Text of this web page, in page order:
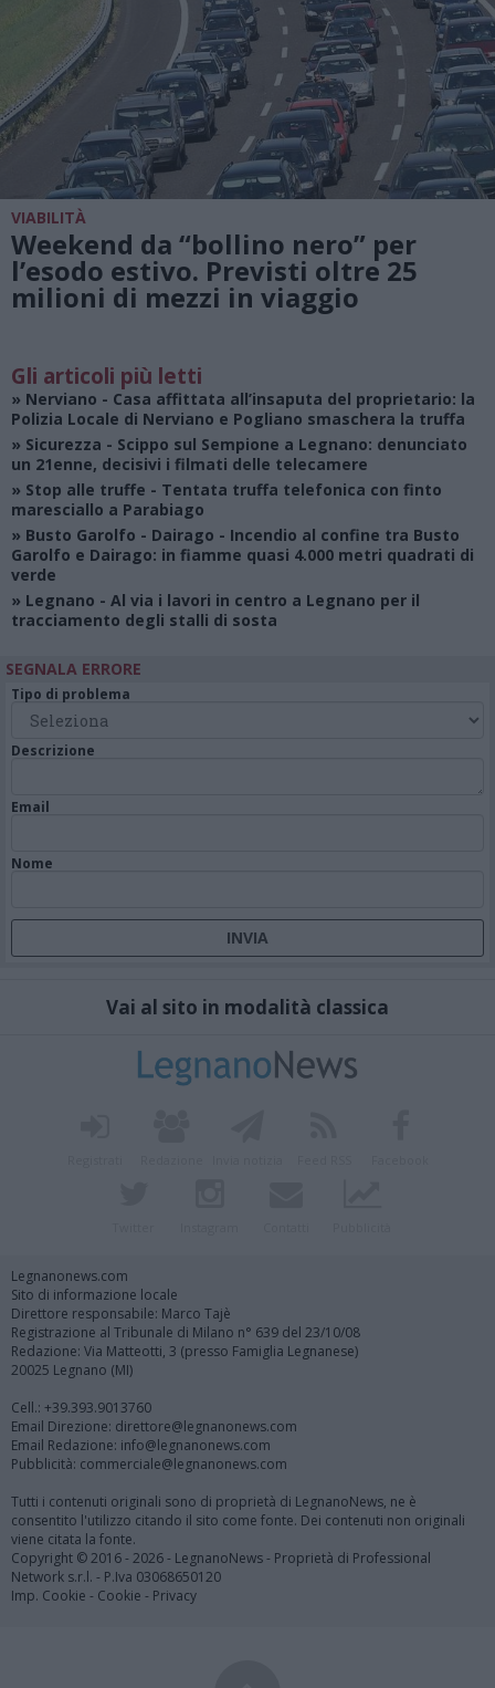
VIABILITÀ
Weekend da “bollino nero” per
l’esodo estivo. Previsti oltre 25
milioni di mezzi in viaggio
Gli articoli più letti
» Nerviano - Casa affittata all’insaputa del proprietario: la
Polizia Locale di Nerviano e Pogliano smaschera la truffa
» Sicurezza - Scippo sul Sempione a Legnano: denunciato
un 21enne, decisivi i filmati delle telecamere
» Stop alle truffe - Tentata truffa telefonica con finto
maresciallo a Parabiago
» Busto Garolfo - Dairago - Incendio al confine tra Busto
Garolfo e Dairago: in fiamme quasi 4.000 metri quadrati di
verde
» Legnano - Al via i lavori in centro a Legnano per il
tracciamento degli stalli di sosta
SEGNALA ERRORE
Tipo di problema
Descrizione
Email
Nome
Vai al sito in modalità classica
Legnanonews.com
Sito di informazione locale
Direttore responsabile: Marco Tajè
Registrazione al Tribunale di Milano n° 639 del 23/10/08
Redazione: Via Matteotti, 3 (presso Famiglia Legnanese)
20025 Legnano (MI)
Cell.: +39.393.9013760
Email Direzione: direttore@legnanonews.com
Email Redazione: info@legnanonews.com
Pubblicità: commerciale@legnanonews.com
Tutti i contenuti originali sono di proprietà di LegnanoNews, ne è
consentito l'utilizzo citando il sito come fonte. Dei contenuti non originali
viene citata la fonte.
Copyright © 2016 - 2026 - LegnanoNews - Proprietà di Professional
Network s.r.l. - P.Iva 03068650120
Imp. Cookie - Cookie - Privacy